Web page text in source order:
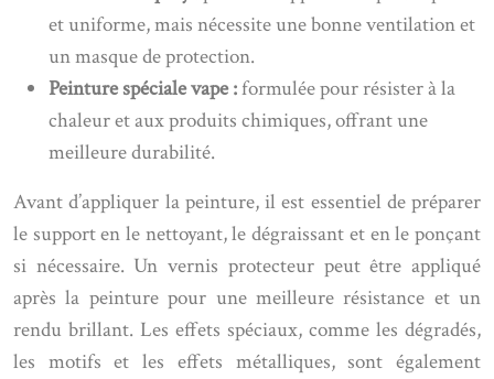
et uniforme, mais nécessite une bonne ventilation et
un masque de protection.
Peinture spéciale vape :formulée pour résister à la
chaleur et aux produits chimiques, offrant une
meilleure durabilité.
Avant d’appliquer la peinture, il est essentiel de préparer
le support en le nettoyant, le dégraissant et en le ponçant
si nécessaire. Un vernis protecteur peut être appliqué
après la peinture pour une meilleure résistance et un
rendu brillant. Les effets spéciaux, comme les dégradés,
les motifs et les effets métalliques, sont également